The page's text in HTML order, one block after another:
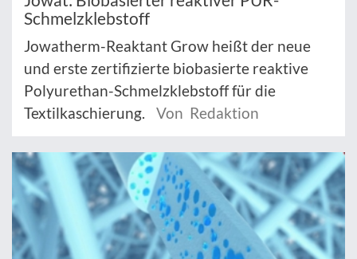
Schmelzklebstoff
Jowatherm-Reaktant Grow heißt der neue
und erste zertifizierte biobasierte reaktive
Polyurethan-Schmelzklebstoff für die
Textilkaschierung.
Von Redaktion